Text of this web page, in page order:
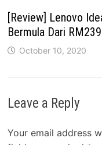
[Review] Lenovo
Bermula Dari
October 10, 2020
Leave a Reply
Your email address